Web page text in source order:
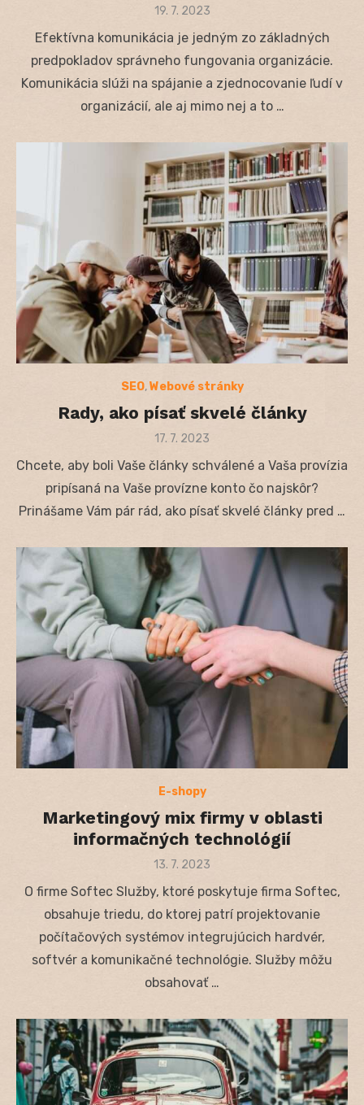
Posted
19. 7. 2023
Efektívna komunikácia je jedným zo základných
predpokladov správneho fungovania organizácie.
Komunikácia slúži na spájanie a zjednocovanie ľudí v
organizácií, ale aj mimo nej a to …
SEO,Webové stránky
Rady, ako písať skvelé články
Posted
17. 7. 2023
Chcete, aby boli Vaše články schválené a Vaša provízia
pripísaná na Vaše provízne konto čo najskôr?
Prinášame Vám pár rád, ako písať skvelé články pred …
E-shopy
Marketingový mix firmy v oblasti
informačných technológií
Posted
13. 7. 2023
O firme Softec Služby, ktoré poskytuje firma Softec,
obsahuje triedu, do ktorej patrí projektovanie
počítačových systémov integrujúcich hardvér,
softvér a komunikačné technológie. Služby môžu
obsahovať …